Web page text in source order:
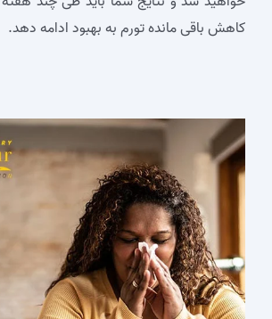
کاهش باقی مانده تورم به بهبود ادامه دهد.